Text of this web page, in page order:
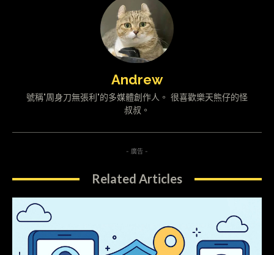
Andrew
號稱"周身刀無張利"的多媒體創作人。 很喜歡樂天熊仔的怪
叔叔。
- 廣告 -
Related Articles